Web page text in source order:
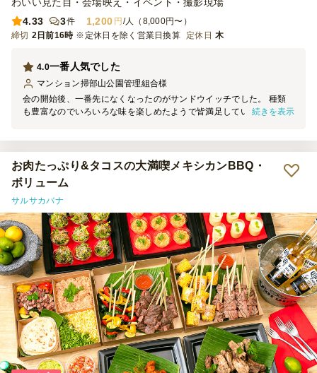
4.33
3件 1,200 円 /人（8,000円〜）
締切 2日前16時 ※定休日を除く営業日換算 定休日 木
一番人気でした
4.0
マンション掃部山公園管理組合様
会の開始後、一番先になくなったのがサンドウイッチでした。 種類
も豊富なのでいろいろな味を楽しめたようで皆満足していました た
た。 また今度もお願いしたいと思っています。
続きを表示
お肉たっぷり&タコスの大満喫メキシカンBBQ・
ボリューム
サルサカバナ